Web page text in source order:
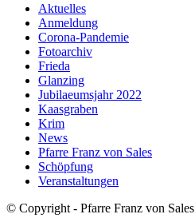
Aktuelles
Anmeldung
Corona-Pandemie
Fotoarchiv
Frieda
Glanzing
Jubilaeumsjahr 2022
Kaasgraben
Krim
News
Pfarre Franz von Sales
Schöpfung
Veranstaltungen
© Copyright - Pfarre Franz von Sales